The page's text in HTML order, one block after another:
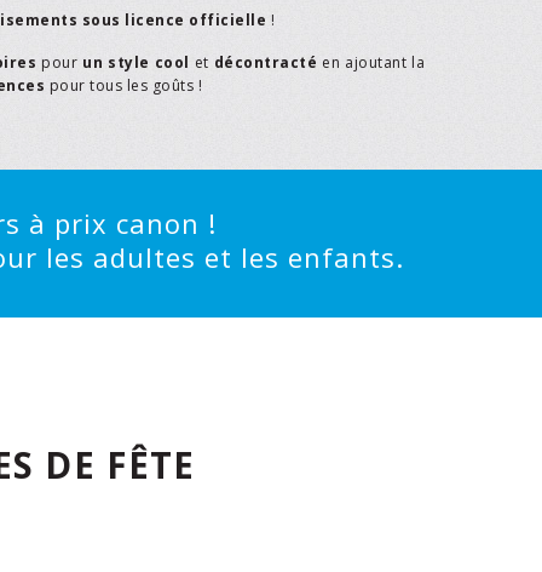
sous licence officielle !
pour un style cool et décontracté en ajoutant la
pour tous les goûts !
à prix canon !
les adultes et les enfants.
DE FÊTE